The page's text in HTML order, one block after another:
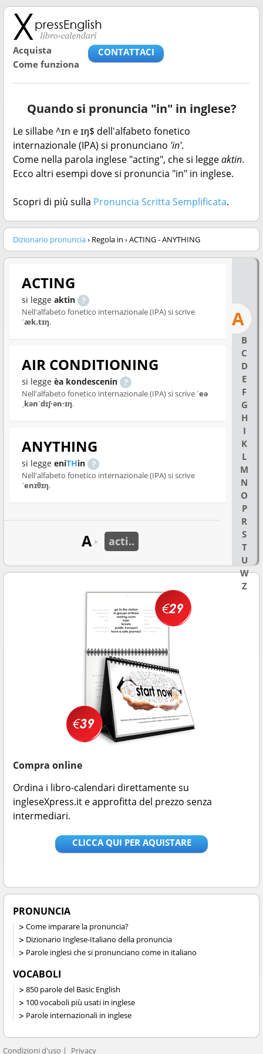
Acquista
Come funziona
CONTATTACI
Quando si pronuncia "in" in inglese?
Le sillabe ^ɪn e ɪŋ$ dell'alfabeto fonetico
internazionale (IPA) si pronunciano 'in'.
Come nella parola inglese "acting", che si leggeaktin.
Ecco altri esempi dove si pronuncia "in" in inglese.
Scopri di più sulla Pronuncia Scritta Semplificata.
Dizionario pronuncia› Regola in › ACTING - ANYTHING
A
B
C
D
E
F
G
H
I
K
L
M
N
O
P
R
S
T
U
W
Z
ACTING
si legge aktin
Nell'alfabeto fonetico internazionale (IPA) si scrive
ˈæk.tɪŋ.
AIR CONDITIONING
si legge èa kondescenin
Nell'alfabeto fonetico internazionale (IPA) si scrive ˈeə
ˌkənˈdɪʃ·ən·ɪŋ.
ANYTHING
si legge eniTHin
Nell'alfabeto fonetico internazionale (IPA) si scrive
ˈenɪθɪŋ.
A ► acti..
Compra online
Ordina i libro-calendari direttamente su
ingleseXpress.it e approfitta del prezzo senza
intermediari.
CLICCA QUI PER AQUISTARE
PRONUNCIA
Come imparare la pronuncia?
Dizionario Inglese-Italiano della pronuncia
Parole inglesi che si pronunciano come in italiano
VOCABOLI
850 parole del Basic English
100 vocaboli più usati in inglese
Parole internazionali in inglese
Condizioni d'uso Privacy